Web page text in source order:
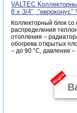
VALTEC
8 x 3/4", "евроконус"
Коллекторный блок
распределения
отопления –
обогрева открытых
– до 90 °С, давление
акция